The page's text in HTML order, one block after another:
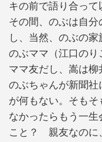
キの前で語り合って
その間、のぶは自
し、当然、のぶの家
のぶママ（江口の
ママ友だし、嵩は
のぶちゃんが新聞
が何もない。そも
なかったらもう一生
こと？ 親友なのに